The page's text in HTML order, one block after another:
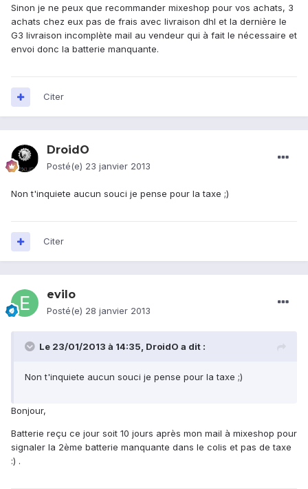
Sinon je ne peux que recommander mixeshop pour vos achats, 3
achats chez eux pas de frais avec livraison dhl et la dernière le
G3 livraison incomplète mail au vendeur qui à fait le nécessaire et
envoi donc la batterie manquante.
Citer
DroidO
Posté(e) 23 janvier 2013
Non t'inquiete aucun souci je pense pour la taxe ;)
Citer
evilo
Posté(e) 28 janvier 2013
Le 23/01/2013 à 14:35, DroidO a dit :
Non t'inquiete aucun souci je pense pour la taxe ;)
Bonjour,
Batterie reçu ce jour soit 10 jours après mon mail à mixeshop pour
signaler la 2ème batterie manquante dans le colis et pas de taxe
:) .